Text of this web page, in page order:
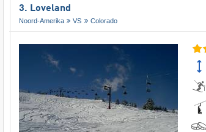
3. Loveland
Noord-Amerika VS Colorado